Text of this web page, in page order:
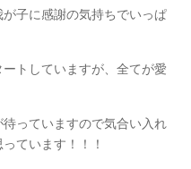
子に感謝の気持ちでいっぱ
トしていますが、全てが愛
っていますので気合い入れ
ています！！！